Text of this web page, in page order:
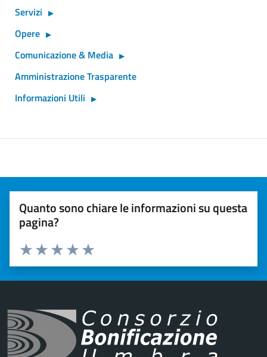
Servizi
Opere
Comunicazione & Media
Amministrazione Trasparente
Informazioni Utili
Quanto sono chiare le informazioni su questa
pagina?
Valuta 5 stelle su 5
Valuta 4 stelle su 5
Valuta 3 stelle su 5
Valuta 2 stelle su 5
Valuta 1 stelle su 5